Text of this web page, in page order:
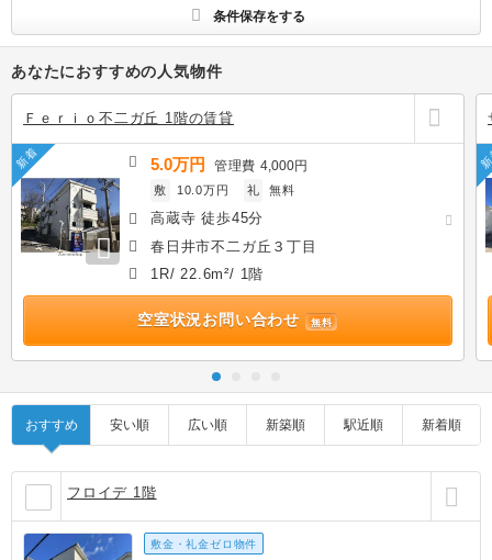
条件保存をする
あなたにおすすめの人気物件
Ｆｅｒｉｏ不二ガ丘 1階の賃貸
新着 5.0万円 管理費4,000円
敷 10.0万円 礼 無料
高蔵寺 徒歩45分
春日井市不二ガ丘３丁目
1R/ 22.6m²/ 1階
空室状況お問い合わせ 無料
おすすめ 安い順 広い順 新築順 駅近順 新着順
フロイデ 1階
敷金・礼金ゼロ物件